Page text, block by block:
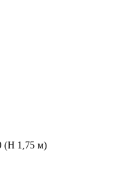
(H 1,75 м)